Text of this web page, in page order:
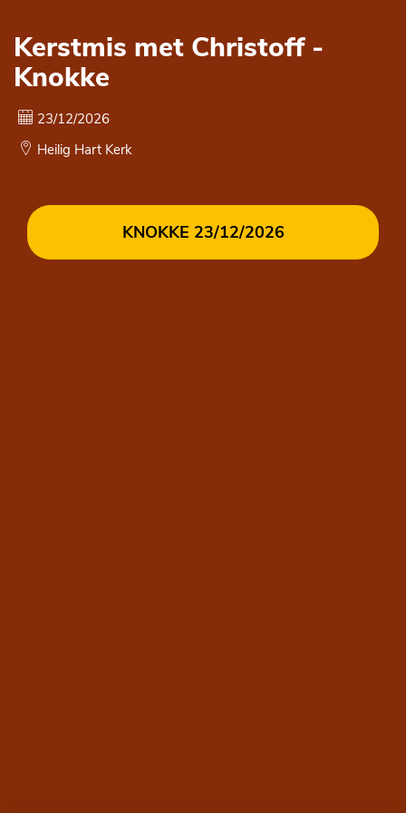
Kerstmis met Christoff -
Knokke
23/12/2026
Heilig Hart Kerk
KNOKKE 23/12/2026